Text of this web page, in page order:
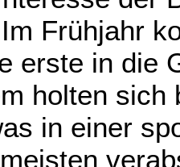
Frühjahr
erste in die
holten
in einer